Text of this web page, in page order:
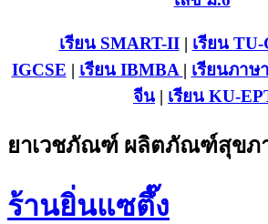
เรียน SMART-II| เรียน
IGCSE | เรียน IBMBA | เรียนภาษ
จีน | เรียน KU-
ยาเวชภัณฑ์ ผลิตภัณฑ์สุขภ
ร้านยิ่นแซตึ๊ง